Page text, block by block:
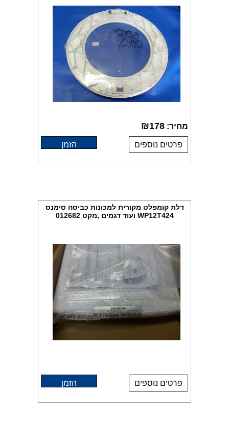
מחיר: ₪178
פרטים נוספים הזמן
דלת קומפלט מקורית למכונות כביסה סימנס
WP12T424 ועוד דגמים ,מקט 012682
פרטים נוספים הזמן